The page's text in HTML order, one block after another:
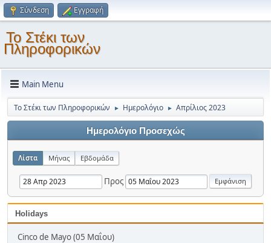
Σύνδεση Εγγραφή
Το Στέκι των
Πληροφορικών
Main Menu
Το Στέκι των Πληροφορικών ► Ημερολόγιο ► Απρίλιος 2023
Ημερολόγιο Προσεχώς
Λίστα Μήνας Εβδομάδα
Προς
Holidays
Cinco de Mayo (05 Μαΐου)